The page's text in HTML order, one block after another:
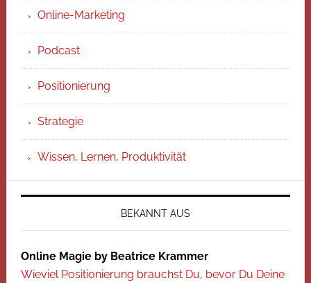
Online-Marketing
Podcast
Positionierung
Strategie
Wissen, Lernen, Produktivität
BEKANNT AUS
Online Magie by Beatrice Krammer
Wieviel Positionierung brauchst Du, bevor Du Deine